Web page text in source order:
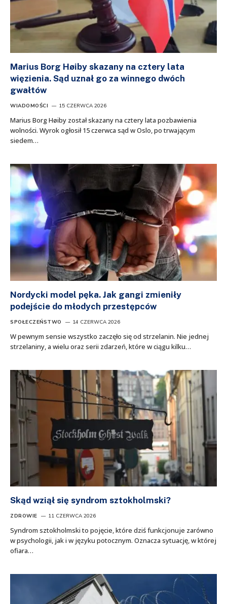
Marius Borg Høiby skazany na cztery lata
więzienia. Sąd uznał go za winnego dwóch
gwałtów
WIADOMOŚCI 15 CZERWCA 2026
Marius Borg Høiby został skazany na cztery lata pozbawienia
wolności. Wyrok ogłosił 15 czerwca sąd w Oslo, po trwającym
siedem…
Nordycki model pęka. Jak gangi zmieniły
podejście do młodych przestępców
SPOŁECZEŃSTWO 14 CZERWCA 2026
W pewnym sensie wszystko zaczęło się od strzelanin. Nie jednej
strzelaniny, a wielu oraz serii zdarzeń, które w ciągu kilku…
Skąd wziął się syndrom sztokholmski?
ZDROWIE 11 CZERWCA 2026
Syndrom sztokholmski to pojęcie, które dziś funkcjonuje zarówno
w psychologii, jak i w języku potocznym. Oznacza sytuację, w której
ofiara…